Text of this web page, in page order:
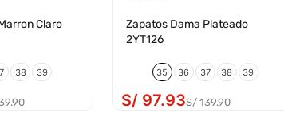
Claro
38 39
.90
Zapatos Dama Plateado
2YT126
35 36 37 38 39
S/ 97.93S/ 139.90